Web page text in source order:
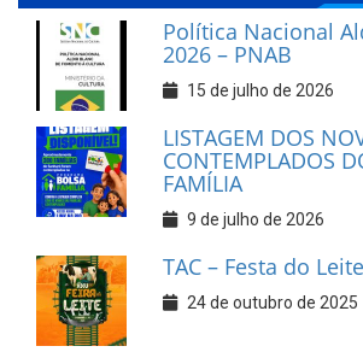
Política Nacional
2026 – PNAB
15 de julho de 2026
LISTAGEM DOS
CONTEMPLADOS
FAMÍLIA
9 de julho de 2026
TAC – Festa do
24 de outubro de 2025